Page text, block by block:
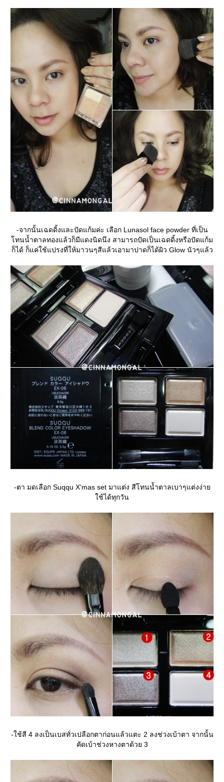
-จากนั้นเฉดดิ้งและปัดแก้มค่ะ เลือก Lunasol face powder ที่เป็น
ทนน้ำตาลทองแล้วก็มีแดงนิดนึง สามารถปัดเป็นเฉดดิ้งหรือปัดแก้ม
ก็ได้ ก็แค่ใช้แปรงที่ให้มาวนๆสีแล้วเอามาปาดก็ได้ผิว Glow นัวๆแล้ว
-ตา มดเลือก Suqqu X'mas set มาแต่ง สีโทนน้ำตาลเบาๆแต่งง่า
ช้ได้ทุกวัน
-ใช้สี 4 ลงเป็นเบสทั่วเปลือกตาก่อนแล้วแตะ 2 ลงช่วงเบ้าตา จากนั้น
คัดเบ้าช่วงหางตาด้วย 3